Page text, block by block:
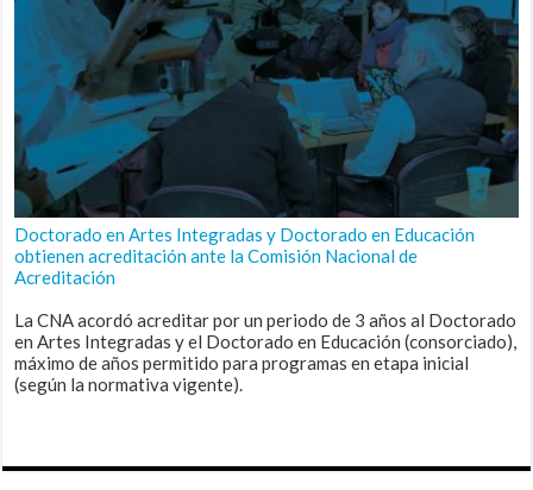
Doctorado en Artes Integradas y Doctorado en Educación
obtienen acreditación ante la Comisión Nacional de
Acreditación
La CNA acordó acreditar por un periodo de 3 años al Doctorado
en Artes Integradas y el Doctorado en Educación (consorciado),
máximo de años permitido para programas en etapa inicial
(según la normativa vigente).